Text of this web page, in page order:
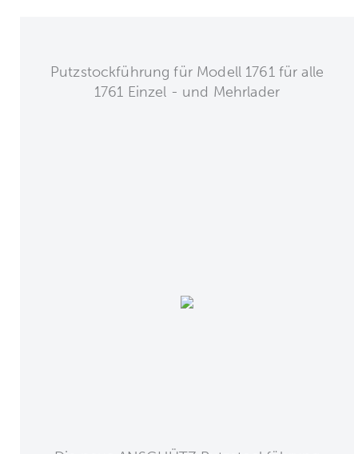
Putzstockführung für Modell 1761 für alle
1761 Einzel - und Mehrlader